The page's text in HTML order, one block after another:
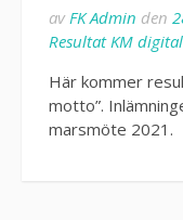
av FK Admin den
Resultat KM
Här kommer
motto”.
marsmöte 2021.